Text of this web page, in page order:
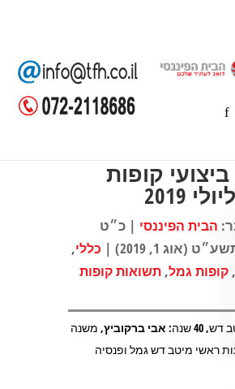
קופות
2019
הבית הפיננסי | כ״ט
(אוג 1, 2019) |
כללי,
, קופות גמל, תשואות קופות
40 שנה: אבי ברקוביץ, משנה
ראשי מיטב דש גמל ופנסיה